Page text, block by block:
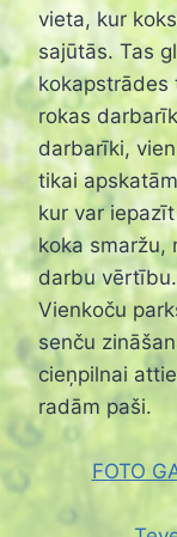
vieta, kur
sajūtās. Tas
kokapstrādes
rokas
darbarīki,
tikai
kur var
koka smaržu,
darbu vērtību.
Vienkoču
senču
cieņpilnai
radām paši.
FOTO